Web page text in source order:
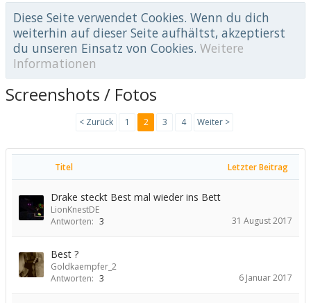
Diese Seite verwendet Cookies. Wenn du dich
weiterhin auf dieser Seite aufhältst, akzeptierst
du unseren Einsatz von Cookies. Weitere
Informationen
Screenshots / Fotos
< Zurück 1 2 3 4 Weiter >
Titel Letzter Beitrag
Drake steckt Best mal wieder ins Bett
LionKnestDE
Antworten: 3 31 August 2017
Best ?
Goldkaempfer_2
Antworten: 3 6 Januar 2017